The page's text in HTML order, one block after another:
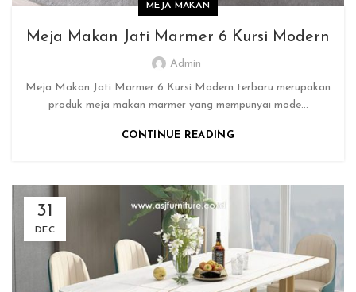
MEJA MAKAN
Meja Makan Jati Marmer 6 Kursi Modern
Admin
Meja Makan Jati Marmer 6 Kursi Modern terbaru merupakan
produk meja makan marmer yang mempunyai mode...
CONTINUE READING
31
DEC